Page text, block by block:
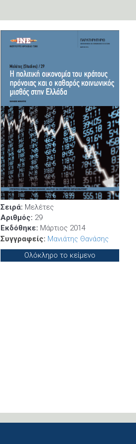
Σειρά: Μελέτες
Αριθμός: 29
Εκδόθηκε: Μάρτιος 2014
Συγγραφείς: Μανιάτης Θανάσης
Ολόκληρο το κείμενο